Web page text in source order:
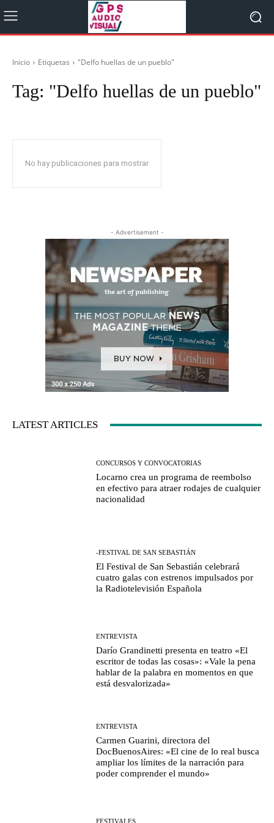
Inicio Etiquetas "Delfo huellas de un pueblo"
Tag: "Delfo huellas de un pueblo"
No hay publicaciones para mostrar
- Advertisement -
LATEST ARTICLES
CONCURSOS Y CONVOCATORIAS
Locarno crea un programa de reembolso
en efectivo para atraer rodajes de cualquier
nacionalidad
-FESTIVAL DE SAN SEBASTIÁN
El Festival de San Sebastián celebrará
cuatro galas con estrenos impulsados por
la Radiotelevisión Española
ENTREVISTA
Darío Grandinetti presenta en teatro «El
escritor de todas las cosas»: «Vale la pena
hablar de la palabra en momentos en que
está desvalorizada»
ENTREVISTA
Carmen Guarini, directora del
DocBuenosAires: «El cine de lo real busca
ampliar los límites de la narración para
poder comprender el mundo»
FESTIVALES